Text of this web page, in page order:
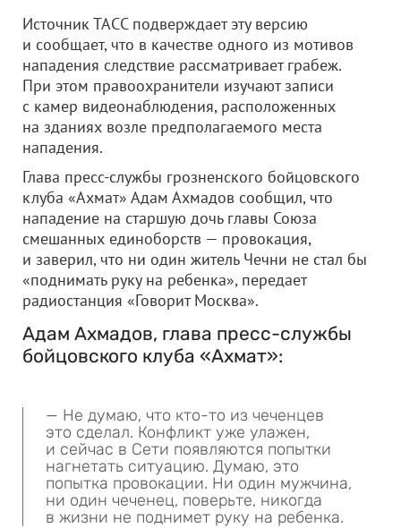
Источник ТАСС подверждает эту версию
и сообщает, что в качестве одного из мотивов
нападения следствие рассматривает грабеж.
При этом правоохранители изучают записи
с камер видеонаблюдения, расположенных
на зданиях возле предполагаемого места
нападения.
Глава пресс-службы грозненского бойцовского
клуба «Ахмат» Адам Ахмадов сообщил, что
нападение на старшую дочь главы Союза
смешанных единоборств — провокация,
и заверил, что ни один житель Чечни не стал бы
«поднимать руку на ребенка», передает
радиостанция «Говорит Москва».
Адам Ахмадов, глава пресс-службы
бойцовского клуба «Ахмат»:
— Не думаю, что кто-то из чеченцев
это сделал. Конфликт уже улажен,
и сейчас в Сети появляются попытки
нагнетать ситуацию. Думаю, это
попытка провокации. Ни один мужчина,
ни один чеченец, поверьте, никогда
в жизни не поднимет руку на ребенка.